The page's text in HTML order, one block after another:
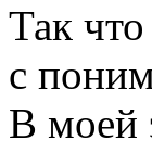
Так
с
В моей